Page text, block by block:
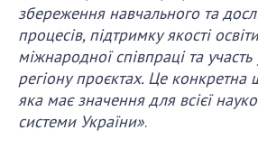
збереження навчального та
процесів, підтримку якості
міжнародної співпраці та
регіону проєктах. Це
яка має значення для всієї
системи України».